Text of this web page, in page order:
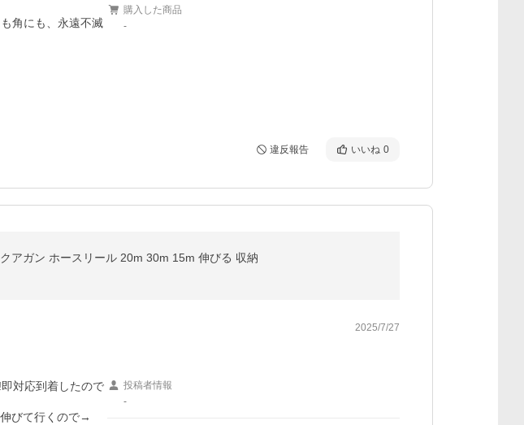
角にも、永遠不滅
購入した商品
-
違反報告 いいね 0
アガン ホースリール 20m 30m 15m 伸びる 収納
2025/7/27
対応到着したので
びて行くので→
投稿者情報
-